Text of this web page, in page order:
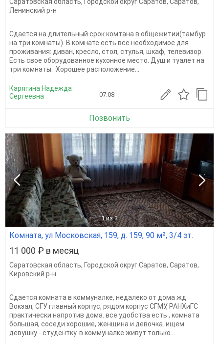
Ленинский р-н
Сдается на длительный срок комтана в общежитии(тамбур
на три комнаты). В комнате есть все необходимое для
проживания: диван, кресло, стол, стулья, шкаф, телевизор.
Есть свое оборудованное кухонное место. Душ и туалет на
три комнаты. Хорошее расположение...
Карягина Надежда
Сергеевна
07.08
Позвонить
1 из 3
Комната, ул Московская, 159, д. 159, 90 м², 3/4 эт.
11 000 ₽ в месяц
Саратовская область, Городской округ Саратов, Саратов,
Кировский р-н
Сдается комната в коммуналке, недалеко от дома жд
Вокзал, СГУ главный корпус, рядом корпус СГМУ, РАНХиГС
практически напротив дома. все удобства есть , комната
большая, соседи хорошие, женщина и девочка. ищем
девушку - студентку. в коммуналке живут только...